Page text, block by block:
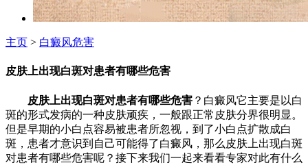
主页 > 白癜风危害
皮肤上出现白斑对患者有哪些危害
皮肤上出现白斑对患者有哪些危害 ？白癜风它主要是以白
斑的形式发病的一种皮肤顽疾，一般跟正常皮肤分界很明显。
但是早期的小白点容易被患者所忽视，到了小白点扩散成白
斑，患者才意识到自己可能得了白癜风，那么皮肤上出现白斑
对患者有哪些危害呢？接下来我们一起来看看专家对此有什么